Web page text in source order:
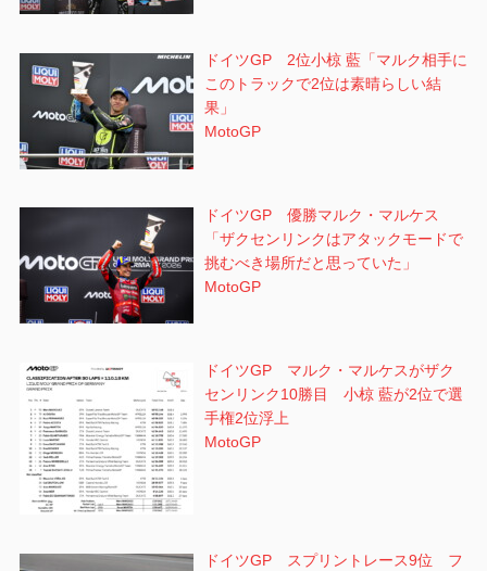
ドイツGP 2位小椋 藍「マルク相手に
このトラックで2位は素晴らしい結
果」
MotoGP
ドイツGP 優勝マルク・マルケス
「ザクセンリンクはアタックモードで
挑むべき場所だと思っていた」
MotoGP
ドイツGP マルク・マルケスがザク
センリンク10勝目 小椋 藍が2位で選
手権2位浮上
MotoGP
ドイツGP スプリントレース9位 フ